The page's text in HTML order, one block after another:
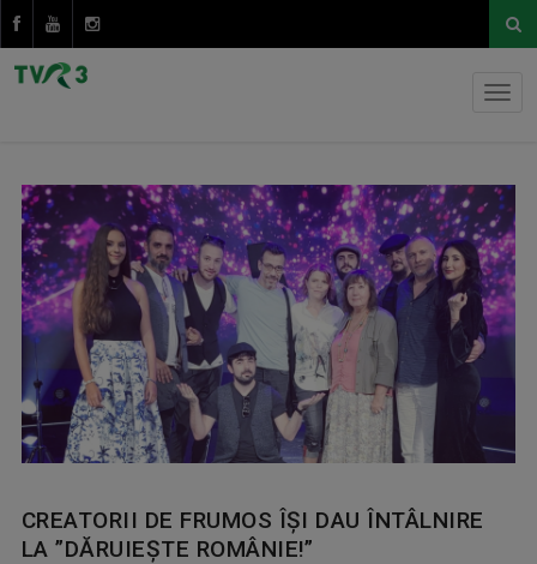
CREATORII DE FRUMOS ÎȘI DAU ÎNTÂLNIRE
LA ”DĂRUIEȘTE ROMÂNIE!”